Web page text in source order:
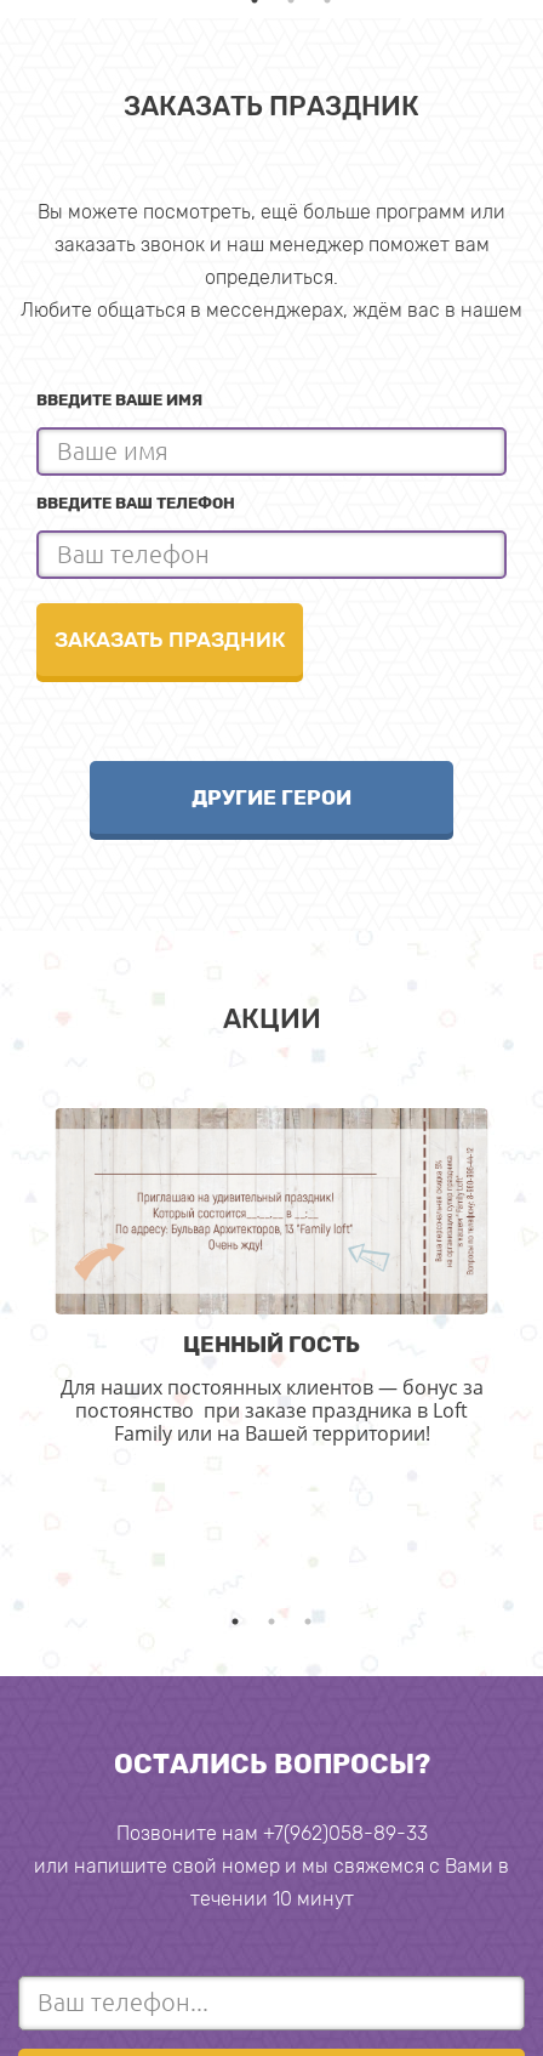
ЗАКАЗАТЬ ПРАЗДНИК
Вы можете посмотреть, ещё больше программ или
заказать звонок и наш менеджер поможет вам
определиться.
Любите общаться в мессенджерах, ждём вас в нашем
ВВЕДИТЕ ВАШЕ ИМЯ
ВВЕДИТЕ ВАШ ТЕЛЕФОН
ДРУГИЕ ГЕРОИ
АКЦИИ
ЦЕННЫЙ ГОСТЬ
Для наших постоянных клиентов — бонус за
постоянство при заказе праздника в Loft
Family или на Вашей территории!
ОСТАЛИСЬ ВОПРОСЫ?
Позвоните нам +7(962)058-89-33
или напишите свой номер и мы свяжемся с Вами в
течении 10 минут